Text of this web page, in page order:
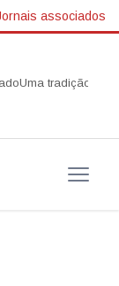
associados
tradição que